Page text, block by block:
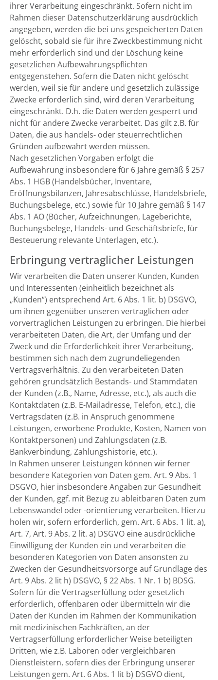
ihrer Verarbeitung eingeschränkt. Sofern nicht im
Rahmen dieser Datenschutzerklärung ausdrücklich
angegeben, werden die bei uns gespeicherten Daten
gelöscht, sobald sie für ihre Zweckbestimmung nicht
mehr erforderlich sind und der Löschung keine
gesetzlichen Aufbewahrungspflichten
entgegenstehen. Sofern die Daten nicht gelöscht
werden, weil sie für andere und gesetzlich zulässige
Zwecke erforderlich sind, wird deren Verarbeitung
eingeschränkt. D.h. die Daten werden gesperrt und
nicht für andere Zwecke verarbeitet. Das gilt z.B. für
Daten, die aus handels- oder steuerrechtlichen
Gründen aufbewahrt werden müssen.
Nach gesetzlichen Vorgaben erfolgt die
Aufbewahrung insbesondere für 6 Jahre gemäß § 257
Abs. 1 HGB (Handelsbücher, Inventare,
Eröffnungsbilanzen, Jahresabschlüsse, Handelsbriefe,
Buchungsbelege, etc.) sowie für 10 Jahre gemäß § 147
Abs. 1 AO (Bücher, Aufzeichnungen, Lageberichte,
Buchungsbelege, Handels- und Geschäftsbriefe, für
Besteuerung relevante Unterlagen, etc.).
Erbringung vertraglicher Leistungen
Wir verarbeiten die Daten unserer Kunden, Kunden
und Interessenten (einheitlich bezeichnet als
„Kunden“) entsprechend Art. 6 Abs. 1 lit. b) DSGVO,
um ihnen gegenüber unseren vertraglichen oder
vorvertraglichen Leistungen zu erbringen. Die hierbei
verarbeiteten Daten, die Art, der Umfang und der
Zweck und die Erforderlichkeit ihrer Verarbeitung,
bestimmen sich nach dem zugrundeliegenden
Vertragsverhältnis. Zu den verarbeiteten Daten
gehören grundsätzlich Bestands- und Stammdaten
der Kunden (z.B., Name, Adresse, etc.), als auch die
Kontaktdaten (z.B. E-Mailadresse, Telefon, etc.), die
Vertragsdaten (z.B. in Anspruch genommene
Leistungen, erworbene Produkte, Kosten, Namen von
Kontaktpersonen) und Zahlungsdaten (z.B.
Bankverbindung, Zahlungshistorie, etc.).
In Rahmen unserer Leistungen können wir ferner
besondere Kategorien von Daten gem. Art. 9 Abs. 1
DSGVO, hier insbesondere Angaben zur Gesundheit
der Kunden, ggf. mit Bezug zu ableitbaren Daten zum
Lebenswandel oder -orientierung verarbeiten. Hierzu
holen wir, sofern erforderlich, gem. Art. 6 Abs. 1 lit. a),
Art. 7, Art. 9 Abs. 2 lit. a) DSGVO eine ausdrückliche
Einwilligung der Kunden ein und verarbeiten die
besonderen Kategorien von Daten ansonsten zu
Zwecken der Gesundheitsvorsorge auf Grundlage des
Art. 9 Abs. 2 lit h) DSGVO, § 22 Abs. 1 Nr. 1 b) BDSG.
Sofern für die Vertragserfüllung oder gesetzlich
erforderlich, offenbaren oder übermitteln wir die
Daten der Kunden im Rahmen der Kommunikation
mit medizinischen Fachkräften, an der
Vertragserfüllung erforderlicher Weise beteiligten
Dritten, wie z.B. Laboren oder vergleichbaren
Dienstleistern, sofern dies der Erbringung unserer
Leistungen gem. Art. 6 Abs. 1 lit b) DSGVO dient,